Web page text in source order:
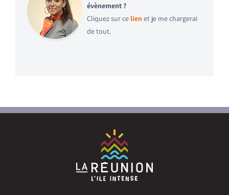
évènement ?
Cliquez sur ce lien et je me chargerai
de tout.